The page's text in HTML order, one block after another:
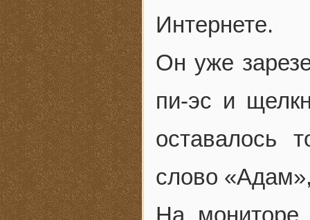
Интернете.
Он уже
пи-эс и
оставалось
слово
На мониторе